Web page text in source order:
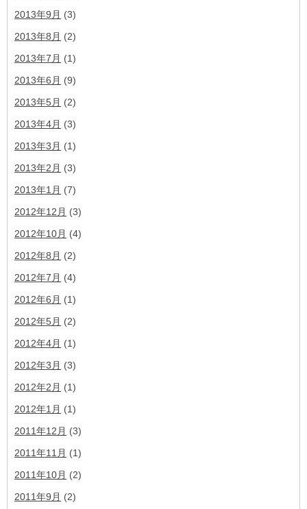
2013年9月 (3)
2013年8月 (2)
2013年7月 (1)
2013年6月 (9)
2013年5月 (2)
2013年4月 (3)
2013年3月 (1)
2013年2月 (3)
2013年1月 (7)
2012年12月 (3)
2012年10月 (4)
2012年8月 (2)
2012年7月 (4)
2012年6月 (1)
2012年5月 (2)
2012年4月 (1)
2012年3月 (3)
2012年2月 (1)
2012年1月 (1)
2011年12月 (3)
2011年11月 (1)
2011年10月 (2)
2011年9月 (2)